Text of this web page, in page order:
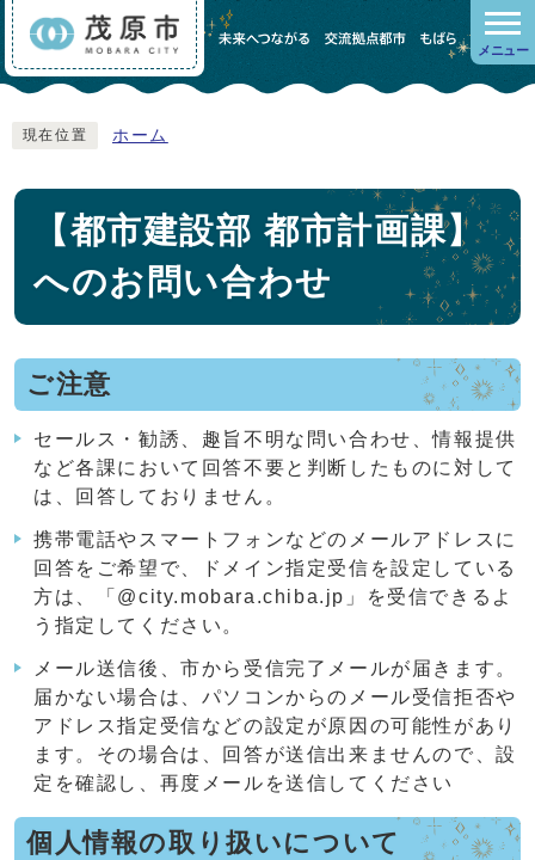
メニュー
現在位置 ホーム
【都市建設部 都市計画課】
へのお問い合わせ
ご注意
セールス・勧誘、趣旨不明な問い合わせ、情報提供
など各課において回答不要と判断したものに対して
は、回答しておりません。
携帯電話やスマートフォンなどのメールアドレスに
回答をご希望で、ドメイン指定受信を設定している
方は、「@city.mobara.chiba.jp」を受信できるよ
う指定してください。
メール送信後、市から受信完了メールが届きます。
届かない場合は、パソコンからのメール受信拒否や
アドレス指定受信などの設定が原因の可能性があり
ます。その場合は、回答が送信出来ませんので、設
定を確認し、再度メールを送信してください
個人情報の取り扱いについて